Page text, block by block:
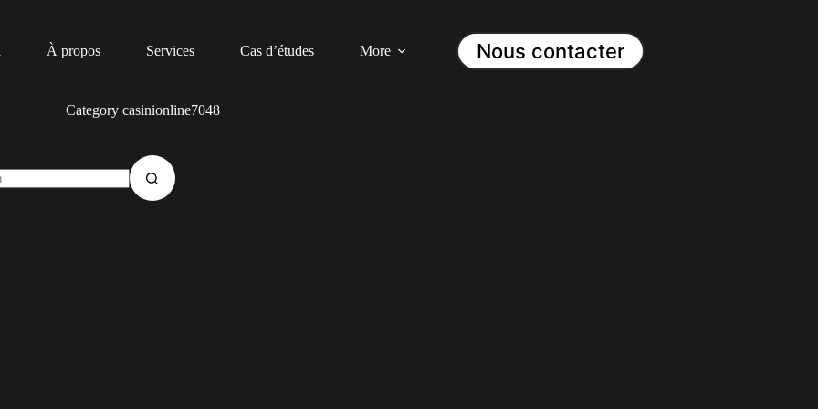
À propos Services Cas d’études More Nous contacter
Category casinionline7048